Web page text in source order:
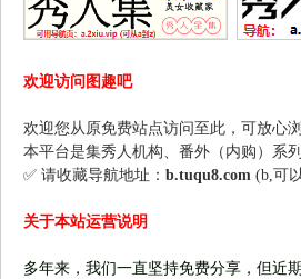
欢迎访问图趣吧
欢迎您从原免费站点访问至此，可放心
本平台是集秀人机构、番外（内购）系
✅ 请收藏导航地址： b.tuqu8.com (b,可
关于本站运营说明
多年来，我们一直坚持免费分享，但近